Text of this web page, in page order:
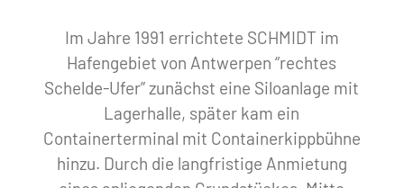
Im Jahre 1991 errichtete SCHMIDT im
Hafengebiet von Antwerpen “rechtes
Schelde-Ufer” zunächst eine Siloanlage mit
Lagerhalle, später kam ein
Containerterminal mit Containerkippbühne
hinzu. Durch die langfristige Anmietung